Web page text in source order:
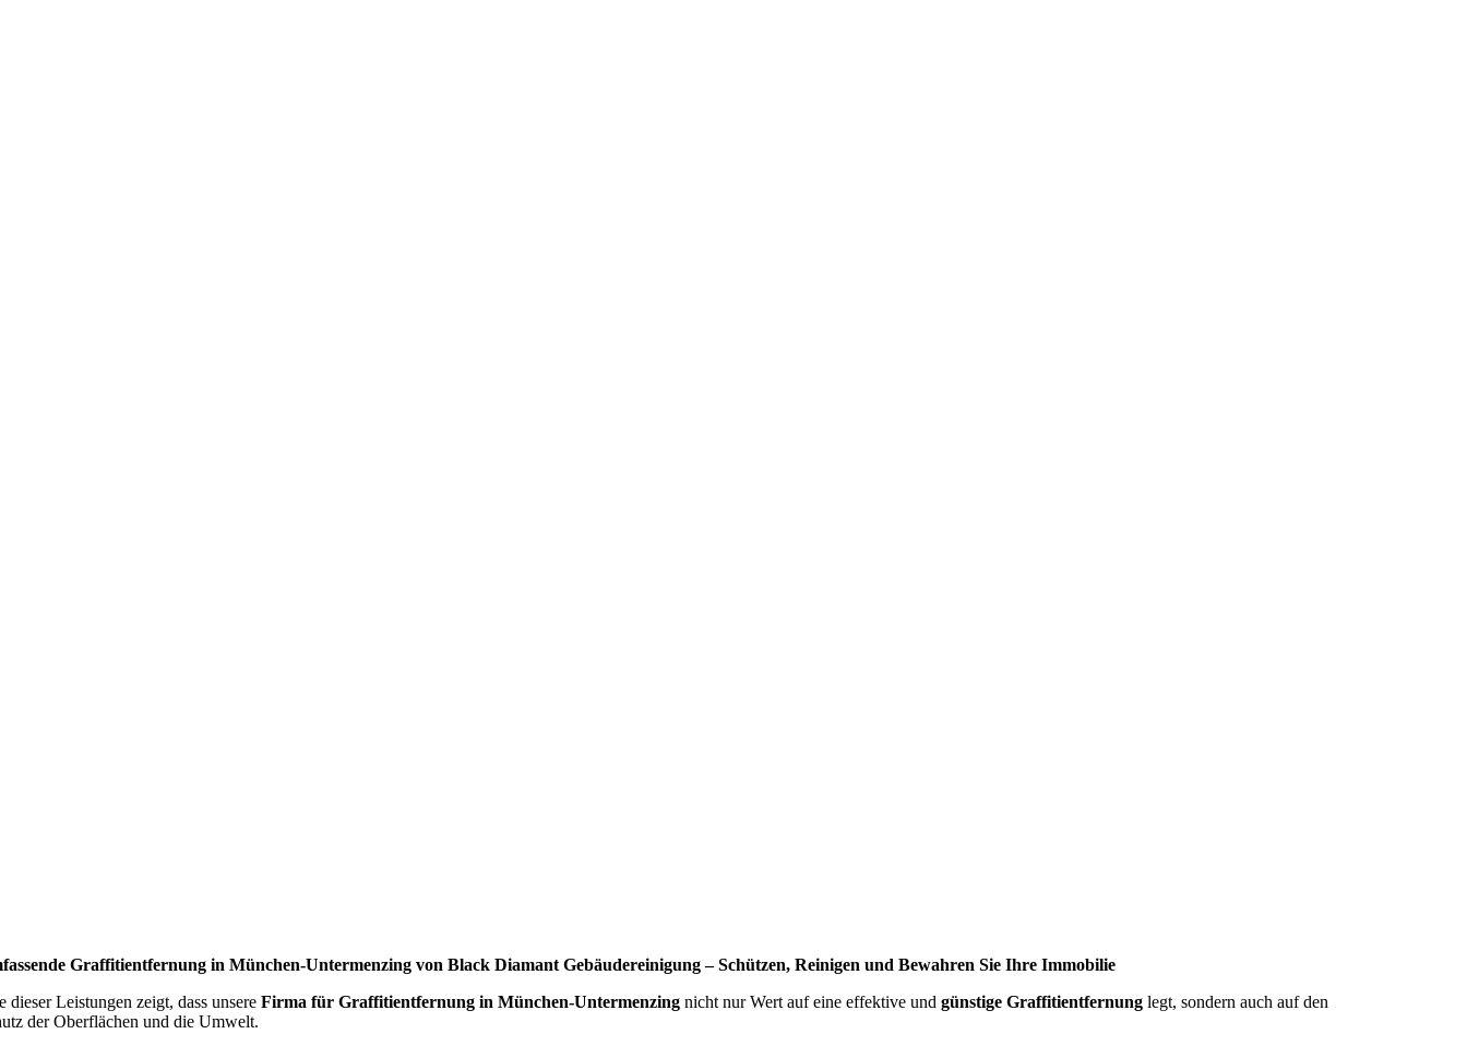
Graffitientfernung in München-Untermenzing von Black Diamant Gebäudereinigung – Schützen, Reinigen und Bewahren Sie Ihre Immobilie
dieser Leistungen zeigt, dass unsere Firma für Graffitientfernung in München-Untermenzing nicht nur Wert auf eine effektive und günstige Graffitientfernung legt, sondern auch auf den
der Oberflächen und die Umwelt.